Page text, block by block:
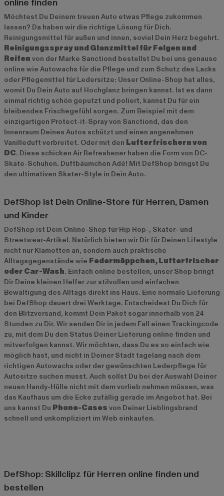
online finden
Möchtest Du Deinem treuen Auto etwas Pflege zukommen
lassen? Da haben wir die richtige Lösung für Dich.
Reinigungsmittel für außen und innen, soviel Dein Herz begehrt.
Reinigungsspray und Glanzmittel für Felgen und
Reifen von der Marke Sanctiond bestellst Du bei uns genauso
online wie Autowachs für die Pflege und zum Schutz des Lacks
oder Pflegemittel für Ledersitze: Unser Online-Shop hat alles,
womit Du Dein Auto auf Hochglanz bringen kannst. Ist es dann
einmal richtig schön geputzt und poliert, kannst Du für ein
bleibendes Frischegefühl sorgen. Zum Beispiel mit dem
einzigartigen Protect-it-Spray von Sanctiond, das den
Innenraum Deines Autos schützt und einen angenehmen
Vanilleduft verbreitet. Oder mit den Lufterfrischern von
DC. Diese schicken Air Refreshener haben die Form von DC-
Skate-Schuhen. Duftbäumchen Adé! Mit DefShop bringst Du
den ultimativen Skater-Style in Dein Auto.
DefShop ist Dein Online-Store für Herren, Damen
und Kinder
DefShop ist Dein Online-Shop für Hip Hop-, Skater- und
Streetwear-Artikel. Natürlich bieten wir Dir für Deinen Lifestyle
nicht nur Klamotten an, sondern auch praktische
Alltagsgegenstände wie Federmäppchen, Lufterfrischer
oder Car-Wash. Einfach online bestellen, unser Shop bringt
Dir Deine kleinen Helfer zur stilvollen und einfachen
Bewältigung des Alltags direkt ins Haus. Eine normale Lieferung
bei DefShop dauert drei Werktage. Entscheidest Du Dich für
den Blitzversand, kommt Dein Paket sogar innerhalb von 24
Stunden zu Dir. Wir senden Dir in jedem Fall einen Trackingcode
zu, mit dem Du den Status Deiner Lieferung online finden und
mitverfolgen kannst. Wir möchten, dass Du es so einfach wie
möglich hast, und nicht in Deiner Stadt tagelang nach dem
richtigen Autowachs oder der gewünschten Lederpflege für
Autositze suchen musst. Auch sollst Du bei der Auswahl Deiner
neuen Handy-Hülle nicht mit dem vorlieb nehmen müssen, was
das Kaufhaus um die Ecke zufällig gerade im Angebot hat. Bei
uns kannst Du Phone-Cases von Deiner Lieblingsbrand
schnell und unkompliziert im Web einkaufen.
DefShop: Skillclipz für Herren online finden und
bestellen